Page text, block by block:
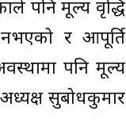
पनि मूल्य वृद्धि
र आपूर्ति
पनि मूल्य
सुबोधकुमार